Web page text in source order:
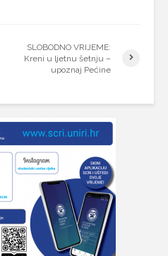
SLOBODNO VRIJEME:
Kreni u ljetnu šetnju –
upoznaj Pećine